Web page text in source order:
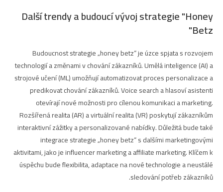
Další trendy a budoucí vývoj strategie "Honey
Betz"
Budoucnost strategie „honey betz“ je úzce spjata s rozvojem
technologií a změnami v chování zákazníků. Umělá inteligence (AI) a
strojové učení (ML) umožňují automatizovat proces personalizace a
predikovat chování zákazníků. Voice search a hlasoví asistenti
otevírají nové možnosti pro cílenou komunikaci a marketing.
Rozšířená realita (AR) a virtuální realita (VR) poskytují zákazníkům
interaktivní zážitky a personalizované nabídky. Důležitá bude také
integrace strategie „honey betz“ s dalšími marketingovými
aktivitami, jako je influencer marketing a affiliate marketing. Klíčem k
úspěchu bude flexibilita, adaptace na nové technologie a neustálé
sledování potřeb zákazníků.